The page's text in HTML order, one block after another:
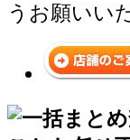
一度、お電
うお願いい